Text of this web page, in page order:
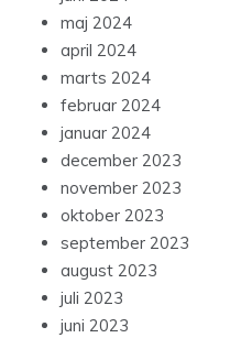
maj 2024
april 2024
marts 2024
februar 2024
januar 2024
december 2023
november 2023
oktober 2023
september 2023
august 2023
juli 2023
juni 2023